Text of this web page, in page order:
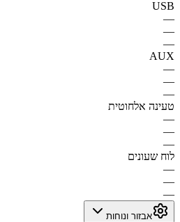
USB
—
—
—
AUX
—
—
—
טעינה אלחוטית
—
—
—
לוח שעונים
—
—
—
אבזור ונוחות